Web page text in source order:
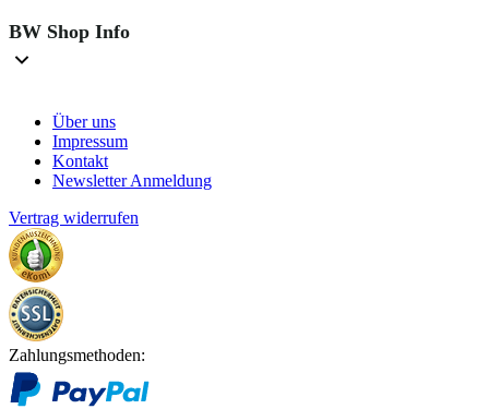
BW Shop Info
Über uns
Impressum
Kontakt
Newsletter Anmeldung
Vertrag widerrufen
Zahlungsmethoden: